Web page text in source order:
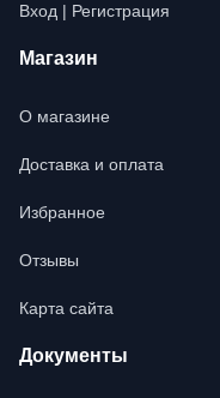
Вход | Регистрация
Магазин
О магазине
Доставка и оплата
Избранное
Отзывы
Карта сайта
Документы